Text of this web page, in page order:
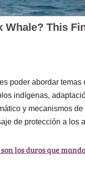
poder abordar
indígenas,
y mecanismos
de protección a los
los duros que